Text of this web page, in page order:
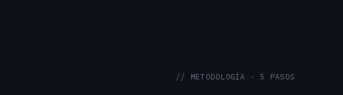
// METODOLOGÍA · 5 PASOS